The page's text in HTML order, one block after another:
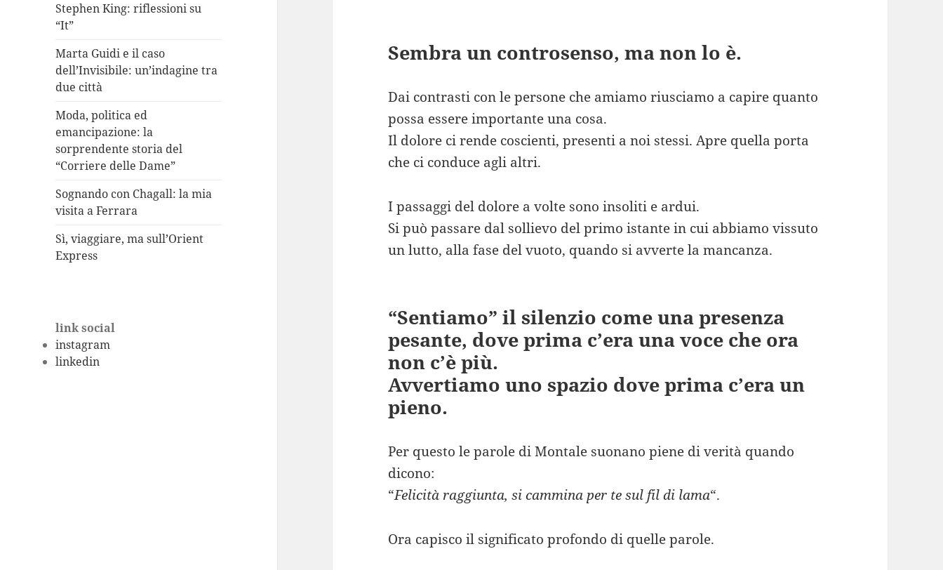
Stephen King: riflessioni su
“It”
Marta Guidi e il caso
dell’Invisibile: un’indagine tra
due città
Moda, politica ed
emancipazione: la
sorprendente storia del
“Corriere delle Dame”
Sognando con Chagall: la mia
visita a Ferrara
Sì, viaggiare, ma sull’Orient
Express
link social
instagram
linkedin
Sembra un controsenso, ma non lo è.
Dai contrasti con le persone che amiamo riusciamo a capire quanto
possa essere importante una cosa.
Il dolore ci rende coscienti, presenti a noi stessi. Apre quella porta
che ci conduce agli altri.
I passaggi del dolore a volte sono insoliti e ardui.
Si può passare dal sollievo del primo istante in cui abbiamo vissuto
un lutto, alla fase del vuoto, quando si avverte la mancanza.
“Sentiamo” il silenzio come una presenza
pesante, dove prima c’era una voce che ora
non c’è più.
Avvertiamo uno spazio dove prima c’era un
pieno.
Per questo le parole di Montale suonano piene di verità quando
dicono:
“Felicità raggiunta, si cammina per te sul fil di lama“.
Ora capisco il significato profondo di quelle parole.